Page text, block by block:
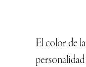
El color de la
personalidad